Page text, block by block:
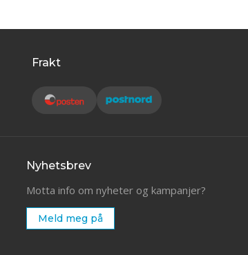
Frakt
Nyhetsbrev
Motta info om nyheter og kampanjer?
Meld meg på